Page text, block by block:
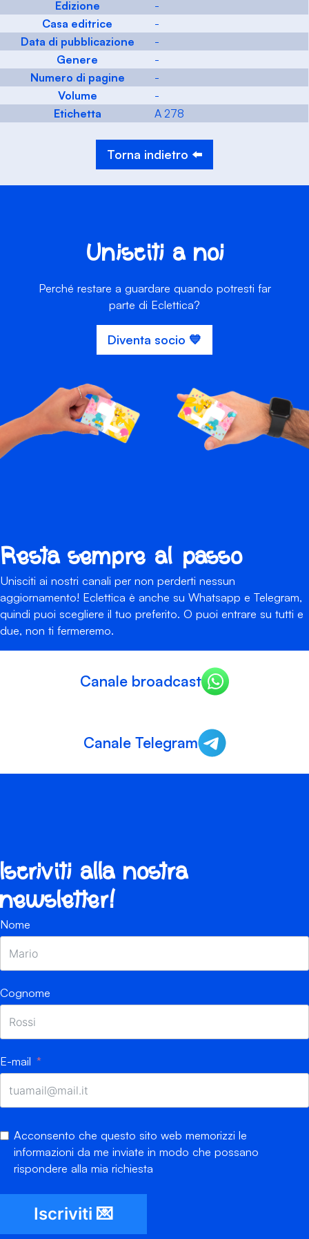
Edizione
-
Casa editrice
-
Data di pubblicazione
-
Genere
-
Numero di pagine
-
Volume
-
Etichetta
A 278
Torna indietro ⬅️
Unisciti a noi
Perché restare a guardare quando potresti far
parte di Eclettica?
Diventa socio 💙
Resta sempre al passo
Unisciti ai nostri canali per non perderti nessun
aggiornamento! Eclettica è anche su Whatsapp e Telegram,
quindi puoi scegliere il tuo preferito. O puoi entrare su tutti e
due, non ti fermeremo.
Canale broadcast
Canale Telegram
Iscriviti alla nostra
newsletter!
Nome
Cognome
E-mail
Acconsento che questo sito web memorizzi le
informazioni da me inviate in modo che possano
rispondere alla mia richiesta
Iscriviti 💌